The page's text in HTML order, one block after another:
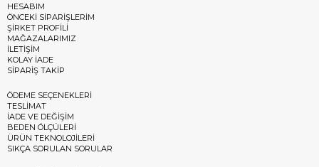
HESABIM
ÖNCEKİ SİPARİŞLERİM
ŞİRKET PROFİLİ
MAĞAZALARIMIZ
İLETİŞİM
KOLAY İADE
SİPARİŞ TAKİP
ÖDEME SEÇENEKLERİ
TESLİMAT
İADE VE DEĞİŞİM
BEDEN ÖLÇÜLERİ
ÜRÜN TEKNOLOJİLERİ
SIKÇA SORULAN SORULAR